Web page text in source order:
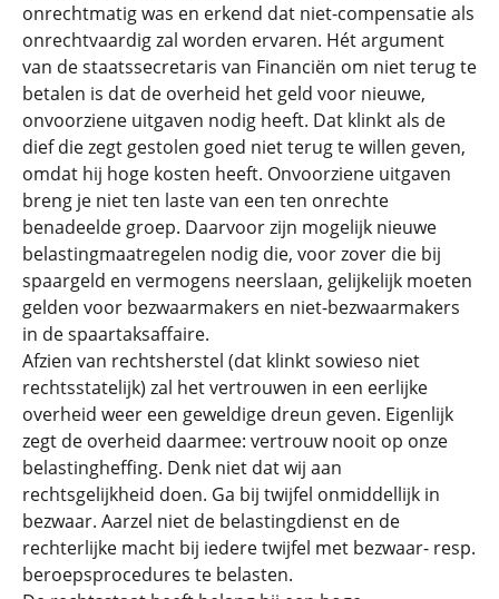
onrechtmatig was en erkend dat niet-compensatie als
onrechtvaardig zal worden ervaren. Hét argument
van de staatssecretaris van Financiën om niet terug te
betalen is dat de overheid het geld voor nieuwe,
onvoorziene uitgaven nodig heeft. Dat klinkt als de
dief die zegt gestolen goed niet terug te willen geven,
omdat hij hoge kosten heeft. Onvoorziene uitgaven
breng je niet ten laste van een ten onrechte
benadeelde groep. Daarvoor zijn mogelijk nieuwe
belastingmaatregelen nodig die, voor zover die bij
spaargeld en vermogens neerslaan, gelijkelijk moeten
gelden voor bezwaarmakers en niet-bezwaarmakers
in de spaartaksaffaire.
Afzien van rechtsherstel (dat klinkt sowieso niet
rechtsstatelijk) zal het vertrouwen in een eerlijke
overheid weer een geweldige dreun geven. Eigenlijk
zegt de overheid daarmee: vertrouw nooit op onze
belastingheffing. Denk niet dat wij aan
rechtsgelijkheid doen. Ga bij twijfel onmiddellijk in
bezwaar. Aarzel niet de belastingdienst en de
rechterlijke macht bij iedere twijfel met bezwaar- resp.
beroepsprocedures te belasten.